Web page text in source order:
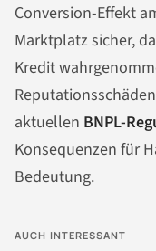
Conversion-Effekt
Marktplatz sicher,
Kredit
aktuellen BNPL-
Konsequenzen für
Bedeutung.
AUCH INTERESSANT